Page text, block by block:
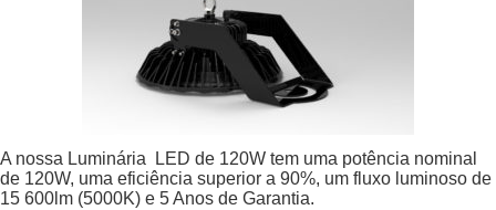
A nossa Luminária LED de 120W tem uma potência nominal
de 120W, uma eficiência superior a 90%, um fluxo luminoso de
15 600lm (5000K) e 5 Anos de Garantia.